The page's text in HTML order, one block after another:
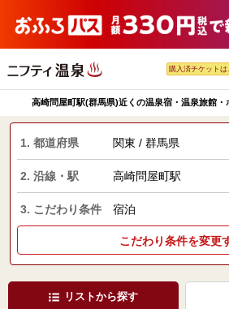
購入済チケットは
高崎問屋町駅(群馬県)近くの温泉宿・温泉旅館・
1. 都道府県 関東 / 群馬県
2. 沿線・駅 高崎問屋町駅
3. こだわり条件 宿泊
こだわり条件を変更
リストから探す